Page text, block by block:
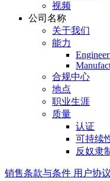
视频
公司名称
关于我们
能力
合规中心
地点
职业生涯
质量
认证
可持续
反奴隶
销售条款与条件 用户协议